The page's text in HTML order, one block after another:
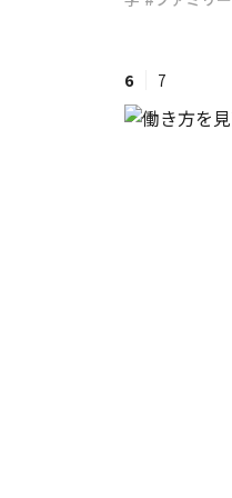
#ワンオペ育児
6 7